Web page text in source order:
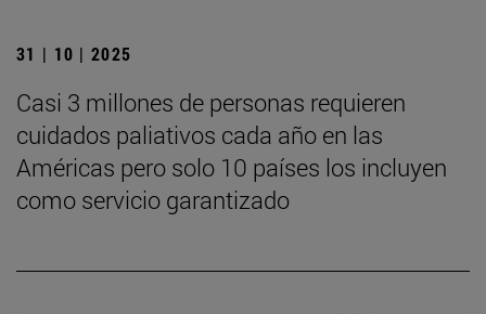
31 | 10 | 2025
Casi 3 millones de personas requieren
cuidados paliativos cada año en las
Américas pero solo 10 países los incluyen
como servicio garantizado